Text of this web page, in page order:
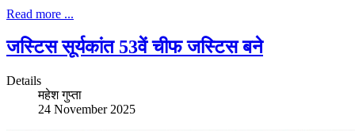
Read more ...
जस्टिस सूर्यकांत 53वें चीफ जस्टिस बने
Details
महेश गुप्ता
24 November 2025